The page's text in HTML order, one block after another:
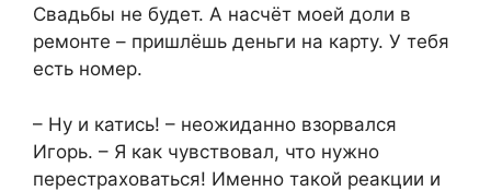
Свадьбы не будет. А насчёт моей доли в
ремонте – пришлёшь деньги на карту. У тебя
есть номер.
– Ну и катись! – неожиданно взорвался
Игорь. – Я как чувствовал, что нужно
перестраховаться! Именно такой реакции и